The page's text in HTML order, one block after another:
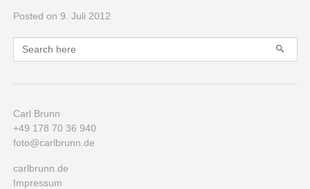
Posted on 9. Juli 2012
Primary
Search for:
Carl Brunn
+49 178 70 36 940
foto@carlbrunn.de
carlbrunn.de
Impressum